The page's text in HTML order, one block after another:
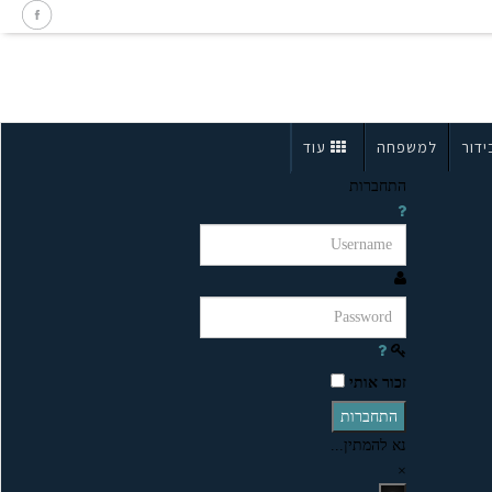
למשפחה עוד
התחברות
זכור אותי
התחברות
נא להמתין...
×